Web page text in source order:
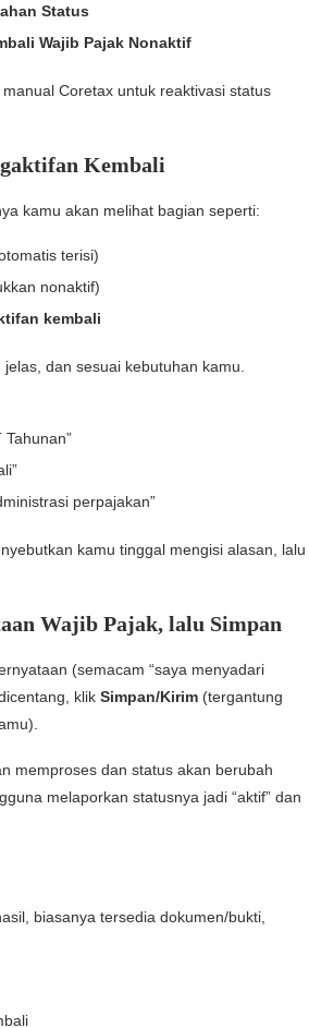
Status
Wajib Pajak Nonaktif
Coretax untuk reaktivasi status
Kembali
kamu akan melihat bagian seperti:
terisi)
nonaktif)
kembali
dan sesuai kebutuhan kamu.
Tahunan”
perpajakan”
kamu tinggal mengisi alasan, lalu
Wajib Pajak, lalu Simpan
(semacam “saya menyadari
klik Simpan/Kirim (tergantung
memproses dan status akan berubah
melaporkan statusnya jadi “aktif” dan
biasanya tersedia dokumen/bukti,